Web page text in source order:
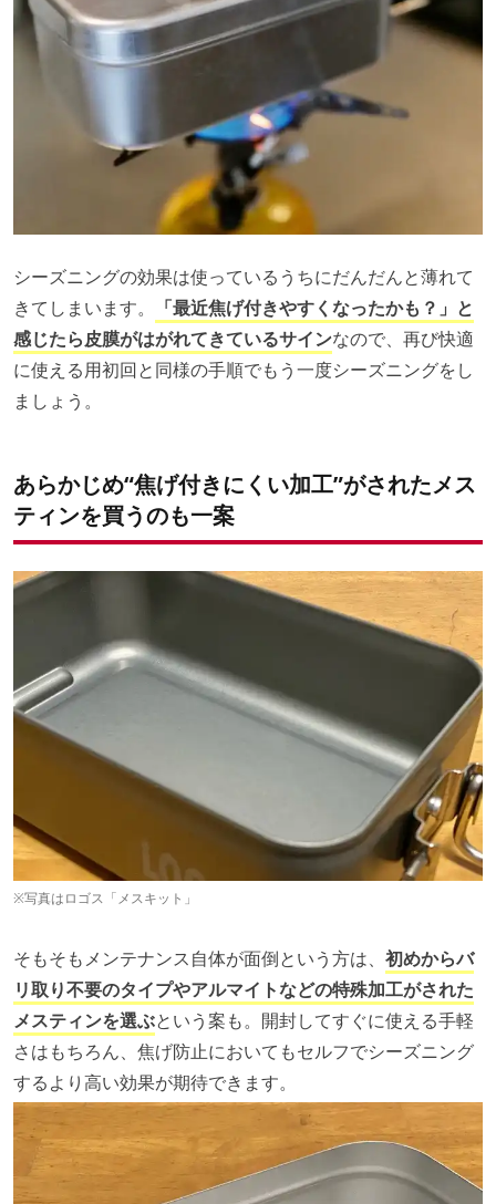
シーズニングの効果は使っているうちにだんだんと薄れて
きてしまいます。
「最近焦げ付きやすくなったかも？」と
感じたら皮膜がはがれてきているサインなので、再び快適
に使える用初回と同様の手順でもう一度シーズニングをし
ましょう。
あらかじめ“焦げ付きにくい加工”がされたメス
ティンを買うのも一案
※写真はロゴス「メスキット」
そもそもメンテナンス自体が面倒という方は、 初めからバ
リ取り不要のタイプやアルマイトなどの特殊加工がされた
メスティンを選ぶという案も。開封してすぐに使える手軽
さはもちろん、焦げ防止においてもセルフでシーズニング
するより高い効果が期待できます。